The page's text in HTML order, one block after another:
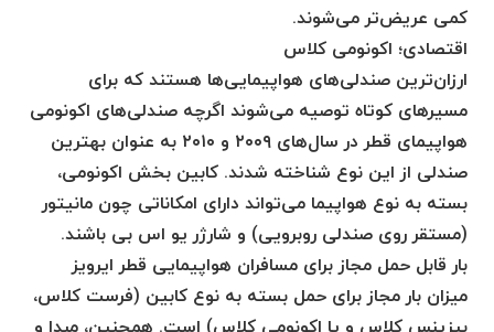
کمی عریض‌تر می‌شوند.
اقتصادی؛ اکونومی کلاس
ارزان‌ترین صندلی‌های هواپیمایی‌ها هستند که برای
مسیرهای کوتاه توصیه می‌شوند اگرچه صندلی‌های اکونومی
هواپیمای قطر در سال‌های ۲۰۰۹ و ۲۰۱۰ به عنوان بهترین
صندلی از این نوع شناخته شدند. کابین بخش اکونومی،
بسته به نوع هواپیما می‌تواند دارای امکاناتی چون مانیتور
(مستقر روی صندلی روبرویی) و شارژر یو اس بی باشند.
بار قابل حمل مجاز برای مسافران هواپیمایی قطر ایرویز
میزان بار مجاز برای حمل بسته به نوع کابین (فرست کلاس،